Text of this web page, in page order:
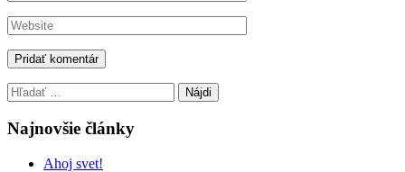
Hľadať:
Najnovšie články
Ahoj svet!